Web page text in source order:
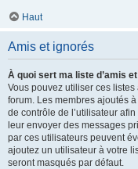
Haut
Amis et ignorés
À quoi sert ma liste d’amis
Vous pouvez utiliser ces
forum. Les membres ajoutés
de contrôle de l’utilisateur
leur envoyer des messages
par ces utilisateurs peuvent
ajoutez un utilisateur à votre
seront masqués par défaut.